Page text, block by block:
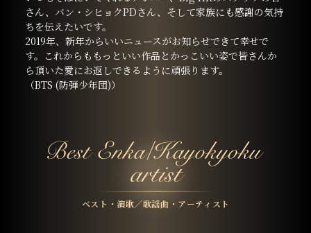
さん、バン・シヒョクPDさん、そして家族にも感謝の気持
ちを伝えたいです。
2019年、新年からいいニュースがお知らせできて幸せで
す。これからももっといい作品とかっこいい姿で皆さんか
ら頂いた愛にお返しできるように頑張ります。
（BTS (防弾少年団)）
ベスト・演歌／歌謡曲・アーティスト